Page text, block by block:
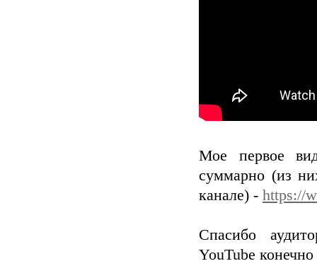
Мое первое
суммарно (из
канале) - https://
Спасибо
YouTube